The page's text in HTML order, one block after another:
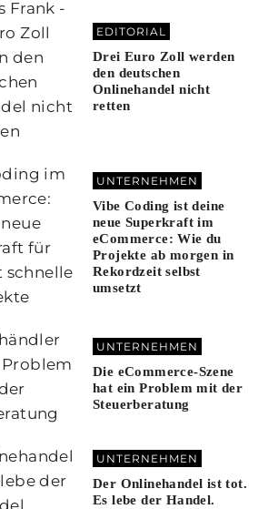
EDITORIAL
Drei Euro Zoll werden
den deutschen
Onlinehandel nicht
retten
UNTERNEHMEN
Vibe Coding ist deine
neue Superkraft im
eCommerce: Wie du
Projekte ab morgen in
Rekordzeit selbst
umsetzt
UNTERNEHMEN
Die eCommerce-Szene
hat ein Problem mit der
Steuerberatung
UNTERNEHMEN
Der Onlinehandel ist tot.
Es lebe der Handel.